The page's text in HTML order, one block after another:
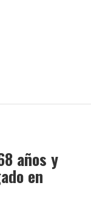
años y
en